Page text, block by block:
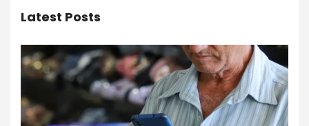
Latest Posts